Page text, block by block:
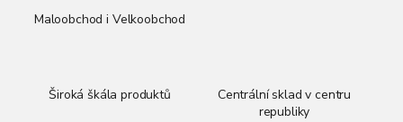
Maloobchod i Velkoobchod
Široká škála produktů
Centrální sklad v centru
republiky